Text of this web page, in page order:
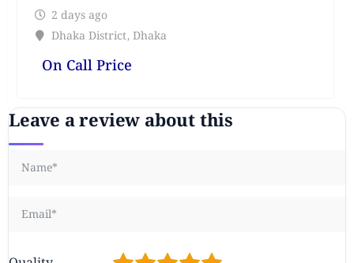
2 days ago
Dhaka District, Dhaka
On Call Price
Leave a review about this